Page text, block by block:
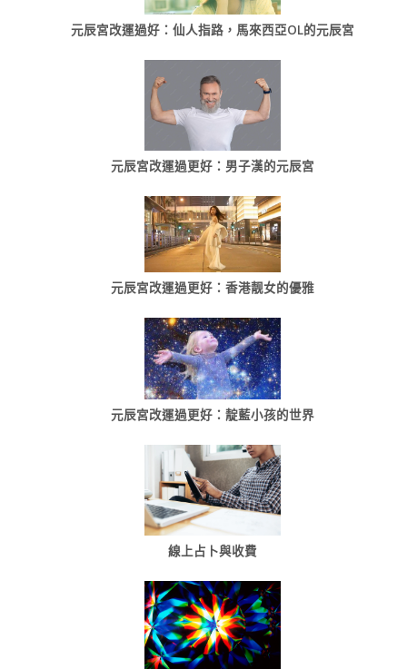
元辰宮改運過好：仙人指路，馬來西亞OL的元辰宮
元辰宮改運過更好：男子漢的元辰宮
元辰宮改運過更好：香港靓女的優雅
元辰宮改運過更好：靛藍小孩的世界
線上占卜與收費